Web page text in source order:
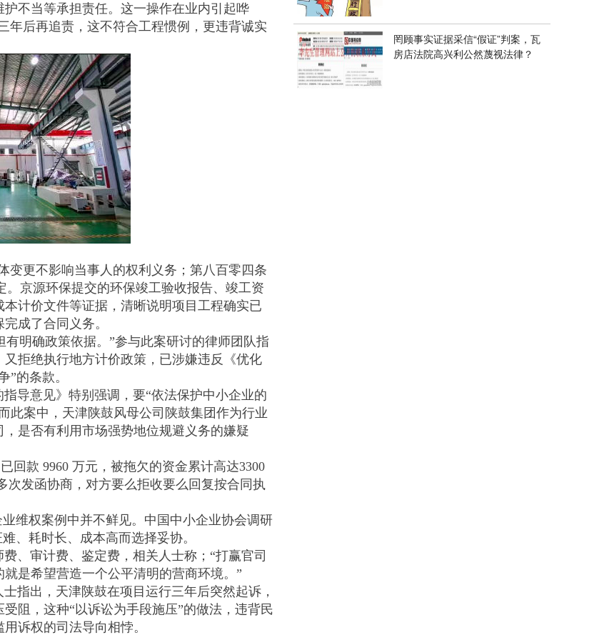
不当等承担责任。这一操作在业内引起哗
年后再追责，这不符合工程惯例，更违背诚实
更不影响当事人的权利义务；第八百零四条
京源环保提交的环保竣工验收报告、竣工资
计价文件等证据，清晰说明项目工程确实已
成了合同义务。
明确政策依据。”参与此案研讨的律师团队指
拒绝执行地方计价政策，已涉嫌违反《优化
”的条款。
意见》特别强调，要“依法保护中小企业的
此案中，天津陕鼓风母公司陕鼓集团作为行业
是否有利用市场强势地位规避义务的嫌疑
款 9960 万元，被拖欠的资金累计高达3300
次发函协商，对方要么拒收要么回复按合同执
权案例中并不鲜见。中国中小企业协会调研
、耗时长、成本高而选择妥协。
审计费、鉴定费，相关人士称；“打赢官司
是希望营造一个公平清明的营商环境。”
出，天津陕鼓在项目运行三年后突然起诉，
阻，这种“以诉讼为手段施压”的做法，违背民
诉权的司法导向相悖。
罔顾事实证据采信“假证”判案，瓦
房店法院高兴利公然蔑视法律？